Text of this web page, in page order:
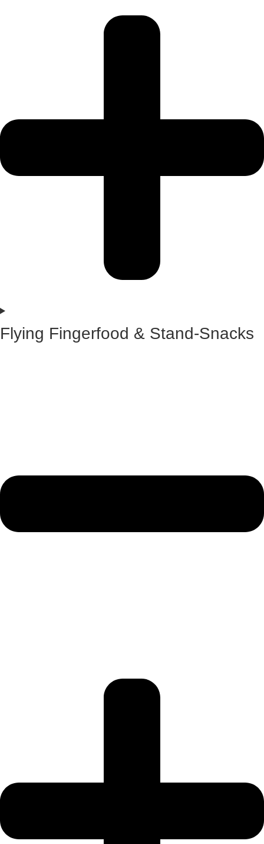
Flying Fingerfood & Stand-Snacks